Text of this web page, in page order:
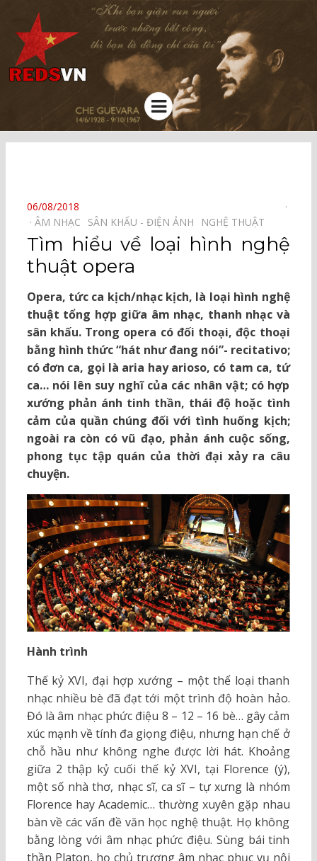
Kênh chia sẻ tri thức cộng đồng
Menu
POSTED
ON
06/08/2018
ÂM NHẠC⠀ SÂN KHẤU - ĐIỆN ẢNH⠀ NGHỆ THUẬT⠀
Tìm hiểu về loại hình nghệ
thuật opera
Opera, tức ca kịch/nhạc kịch, là loại hình nghệ
thuật tổng hợp giữa âm nhạc, thanh nhạc và
sân khấu. Trong opera có đối thoại, độc thoại
bằng hình thức “hát như đang nói”- recitativo;
có đơn ca, gọi là aria hay arioso, có tam ca, tứ
ca… nói lên suy nghĩ của các nhân vật; có hợp
xướng phản ánh tinh thần, thái độ hoặc tình
cảm của quần chúng đối với tình huống kịch;
ngoài ra còn có vũ đạo, phản ánh cuộc sống,
phong tục tập quán của thời đại xảy ra câu
chuyện.
Hành trình
Thế kỷ XVI, đại hợp xướng – một thể loại thanh
nhạc nhiều bè đã đạt tới một trình độ hoàn hảo.
Đó là âm nhạc phức điệu 8 – 12 – 16 bè… gây cảm
xúc mạnh về tính đa giọng điệu, nhưng hạn chế ở
chỗ hầu như không nghe được lời hát. Khoảng
giữa 2 thập kỷ cuối thế kỷ XVI, tại Florence (ý),
một số nhà thơ, nhạc sĩ, ca sĩ – tự xưng là nhóm
Florence hay Academic… thường xuyên gặp nhau
bàn về các vấn đề văn học nghệ thuật. Họ không
bằng lòng với âm nhạc phức điệu. Sùng bái tinh
thần Platon, họ chủ trương âm nhạc phục vụ nội